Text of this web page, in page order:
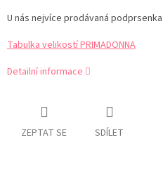
U nás nejvíce prodávaná
Tabulka velikostí PRIMADONNA
Detailní informace
ZEPTAT SE SDÍLET